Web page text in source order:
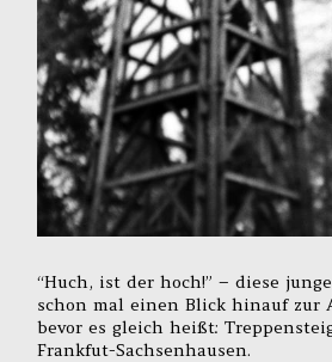
“Huch, ist der hoch!” – diese
schon mal einen Blick hinauf zur
bevor es gleich heißt:
Frankfut-Sachsenhausen.